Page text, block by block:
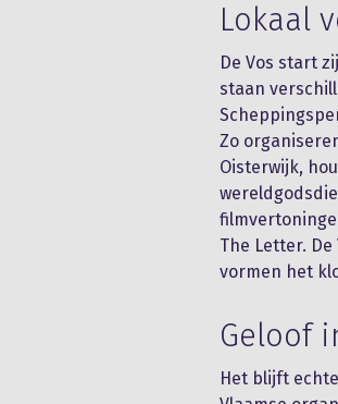
Lokaal
De Vos start
staan
Zo
Oisterwijk,
The Letter.
vormen het
Geloof
Het blijft